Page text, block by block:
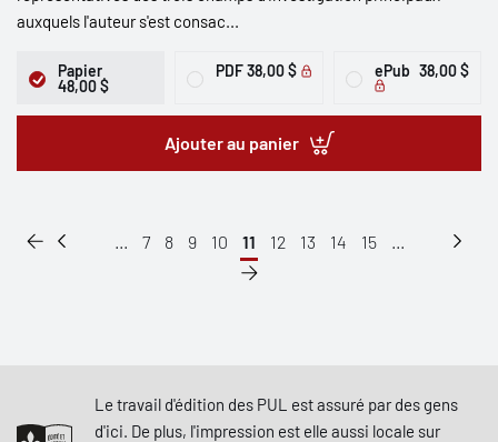
auxquels l'auteur s'est consac...
Papier
48,00 $
PDF 38,00 $ ePub 38,00 $
Ajouter au panier
... 7 8 9 10 11 12 13 14 15 ...
Le travail d'édition des PUL est assuré par des gens
d'ici. De plus, l'impression est elle aussi locale sur